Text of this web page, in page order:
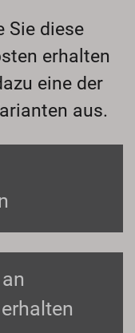
Sie diese
erhalten
eine der
aus.
an